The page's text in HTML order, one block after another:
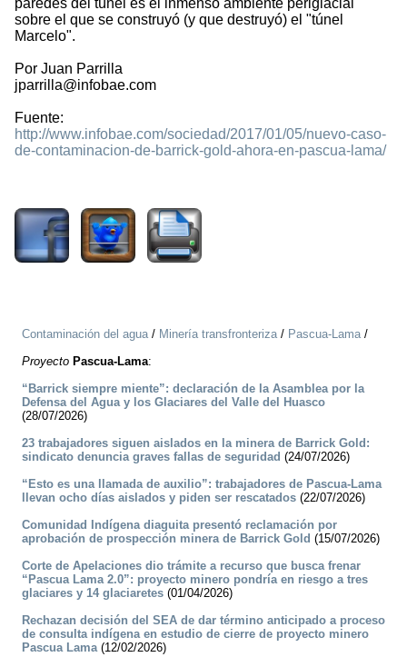
paredes del túnel es el inmenso ambiente periglacial
sobre el que se construyó (y que destruyó) el "túnel
Marcelo".
Por Juan Parrilla
jparrilla@infobae.com
Fuente:
http://www.infobae.com/sociedad/2017/01/05/nuevo-caso-
de-contaminacion-de-barrick-gold-ahora-en-pascua-lama/
Contaminación del agua/ Minería transfronteriza/ Pascua-Lama/
Proyecto Pascua-Lama:
“Barrick siempre miente”: declaración de la Asamblea por la
Defensa del Agua y los Glaciares del Valle del Huasco
(28/07/2026)
23 trabajadores siguen aislados en la minera de Barrick Gold:
sindicato denuncia graves fallas de seguridad (24/07/2026)
“Esto es una llamada de auxilio”: trabajadores de Pascua-Lama
llevan ocho días aislados y piden ser rescatados (22/07/2026)
Comunidad Indígena diaguita presentó reclamación por
aprobación de prospección minera de Barrick Gold (15/07/2026)
Corte de Apelaciones dio trámite a recurso que busca frenar
“Pascua Lama 2.0”: proyecto minero pondría en riesgo a tres
glaciares y 14 glaciaretes (01/04/2026)
Rechazan decisión del SEA de dar término anticipado a proceso
de consulta indígena en estudio de cierre de proyecto minero
Pascua Lama(12/02/2026)